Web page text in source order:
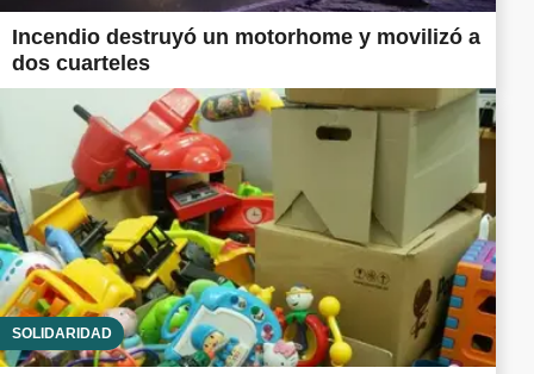
Incendio destruyó un motorhome y movilizó a
dos cuarteles
SOLIDARIDAD